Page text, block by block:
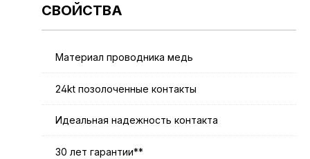
СВОЙСТВА
Материал проводника медь
24kt позолоченные контакты
Идеальная надежность контакта
30 лет гарантии**